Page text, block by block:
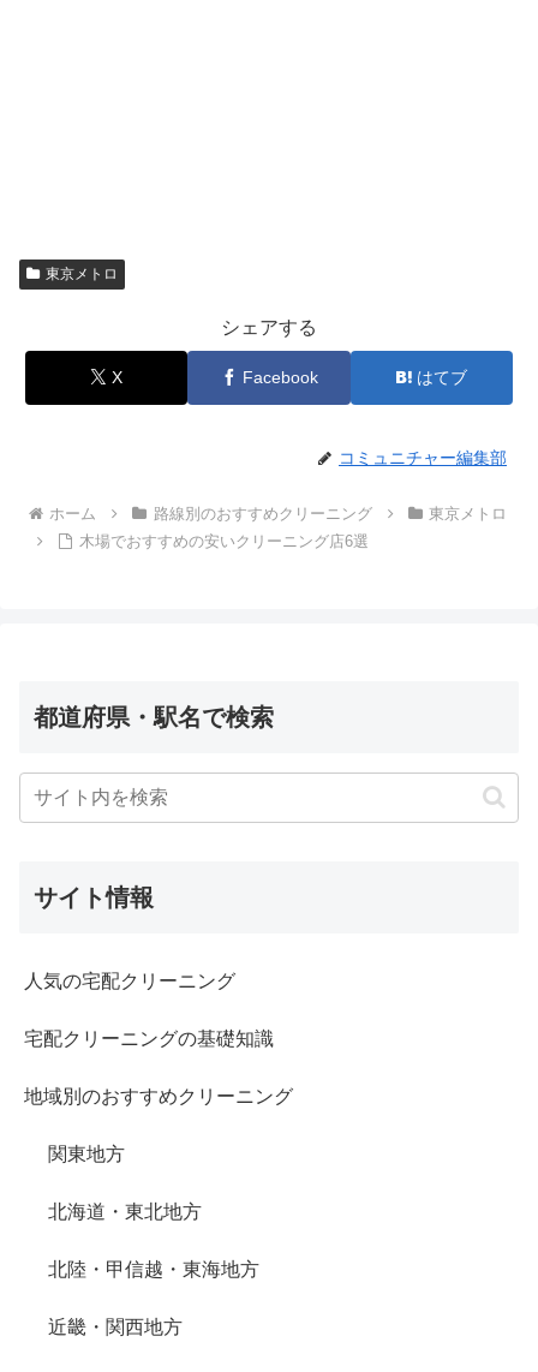
東京メトロ
シェアする
X Facebook はてブ
コミュニチャー編集部
ホーム 路線別のおすすめクリーニング
東京メトロ
木場でおすすめの安いクリーニング店6選
都道府県・駅名で検索
サイト情報
人気の宅配クリーニング
宅配クリーニングの基礎知識
地域別のおすすめクリーニング
関東地方
北海道・東北地方
北陸・甲信越・東海地方
近畿・関西地方